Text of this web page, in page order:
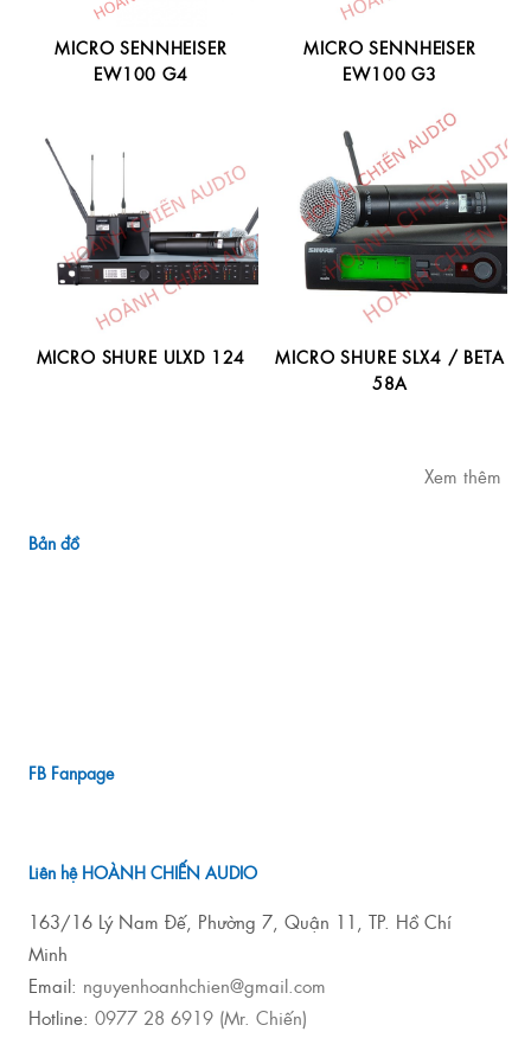
MICRO SENNHEISER
EW100 G4
MICRO SENNHEISER
EW100 G3
MICRO SHURE ULXD 124
MICRO SHURE SLX4 / BETA
58A
Xem thêm
Bản đồ
FB Fanpage
Liên hệ HOÀNH CHIẾN AUDIO
163/16 Lý Nam Đế, Phường 7, Quận 11, TP. Hồ Chí
Minh
Email: nguyenhoanhchien@gmail.com
Hotline: 0977 28 6919 (Mr. Chiến)